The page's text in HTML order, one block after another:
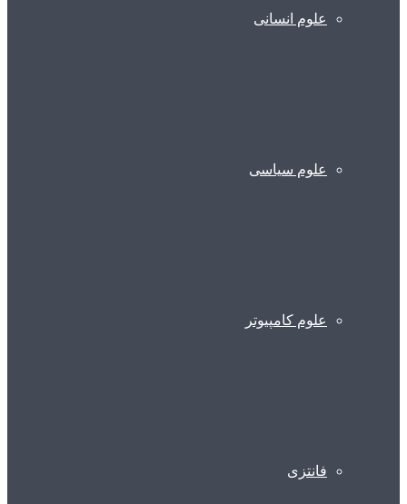
علوم انسانی
علوم سیاسی
علوم کامپیوتر
فانتزی